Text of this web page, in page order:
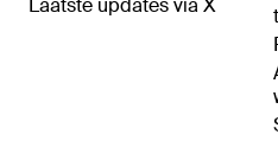
Laatste updates via X